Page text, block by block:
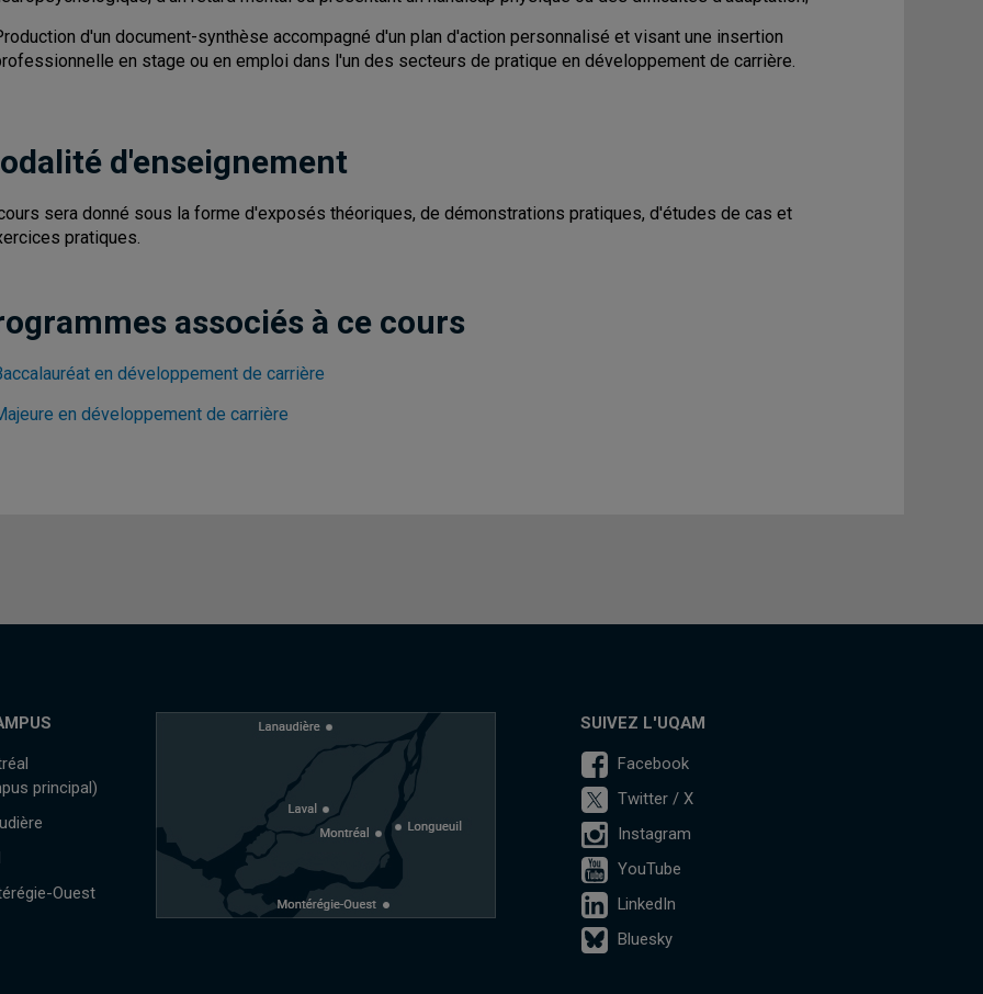
d'un document-synthèse accompagné d'un plan d'action personnalisé et visant une insertion
en stage ou en emploi dans l'un des secteurs de pratique en développement de carrière.
d'enseignement
sera donné sous la forme d'exposés théoriques, de démonstrations pratiques, d'études de cas et
pratiques.
associés à ce cours
en développement de carrière
en développement de carrière
principal)
Ouest
SUIVEZ L'UQAM
Facebook
Twitter / X
Instagram
YouTube
LinkedIn
Bluesky